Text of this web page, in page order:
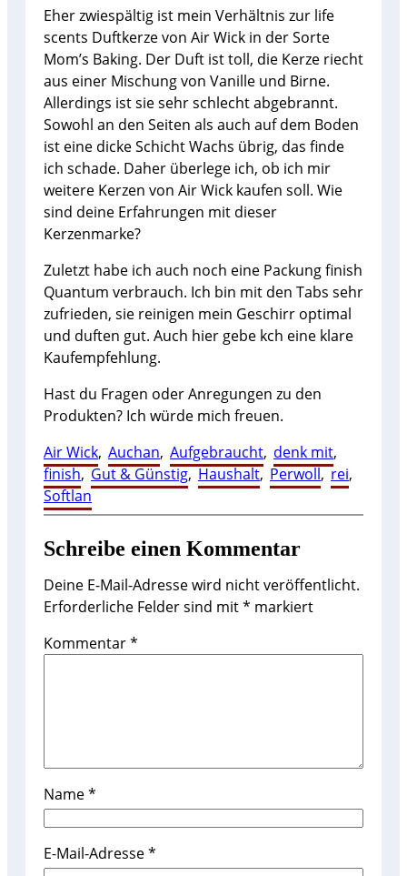
Eher zwiespältig ist mein Verhältnis zur life
scents Duftkerze von Air Wick in der Sorte
Mom’s Baking. Der Duft ist toll, die Kerze riecht
aus einer Mischung von Vanille und Birne.
Allerdings ist sie sehr schlecht abgebrannt.
Sowohl an den Seiten als auch auf dem Boden
ist eine dicke Schicht Wachs übrig, das finde
ich schade. Daher überlege ich, ob ich mir
weitere Kerzen von Air Wick kaufen soll. Wie
sind deine Erfahrungen mit dieser
Kerzenmarke?
Zuletzt habe ich auch noch eine Packung finish
Quantum verbrauch. Ich bin mit den Tabs sehr
zufrieden, sie reinigen mein Geschirr optimal
und duften gut. Auch hier gebe kch eine klare
Kaufempfehlung.
Hast du Fragen oder Anregungen zu den
Produkten? Ich würde mich freuen.
Air Wick, Auchan, Aufgebraucht, denk mit,
finish, Gut & Günstig, Haushalt, Perwoll, rei,
Softlan
Schreibe einen Kommentar
Deine E-Mail-Adresse wird nicht veröffentlicht.
Erforderliche Felder sind mit* markiert
Kommentar*
Name*
E-Mail-Adresse*